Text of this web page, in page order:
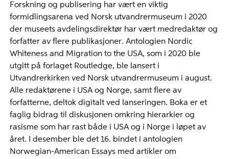
Forskning og publisering har vært en viktig
formidlingsarena ved Norsk utvandrermuseum i 2020
der museets avdelingsdirektør har vært medredaktør og
forfatter av flere publikasjoner. Antologien Nordic
Whiteness and Migration to the USA, som i 2020 ble
utgitt på forlaget Routledge, ble lansert i
Utvandrerkirken ved Norsk utvandrermuseum i august.
Alle redaktørene i USA og Norge, samt flere av
forfatterne, deltok digitalt ved lanseringen. Boka er et
faglig bidrag til diskusjonen omkring hierarkier og
rasisme som har rast både i USA og i Norge i løpet av
året. I desember ble det 16. bindet i antologien
Norwegian-American Essays med artikler om